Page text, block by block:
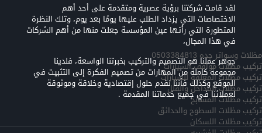
لقد قامت شركتنا برؤية عصرية ومتقدمة على أحد أهم
الاختصاصات التي يزداد الطلب عليها يومًا بعد يوم، وتلك النظرة
المتطورة التي رأتها عين المؤسسة جعلت منها من أهم الشركات
في هذا المجال،
جوهر عملنا هو التصميم والتركيب بخبرتنا الواسعة، فلدينا
مجموعة كاملة من المهارات من تصميم الفكرة إلى التثبيت في
الموقع وكذلك فأننا نقدم حلول إقتصادية وخلاقة وموثوقة
لعملائنا في جميع خدماتنا المقدمة .
مظلات وسواتر جده 0503384813
تركيب مظلات مواقف السيارات
تركيب مظلات المعلقه للسيارات
تركيب مظلات المداخل والفلل
تركيب مظلات المسابح
تركيب مظلات السطوح والحدائق
تركيب مظلات اللسكان